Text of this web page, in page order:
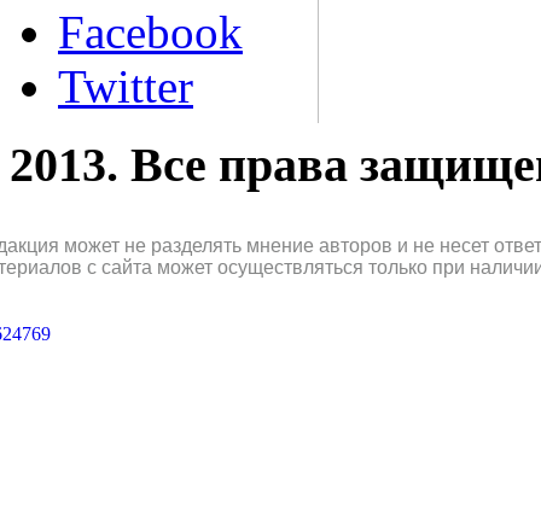
Facebook
Twitter
2013. Все права
может не разделять мнение авторов и не несет
с сайта может осуществляться только при